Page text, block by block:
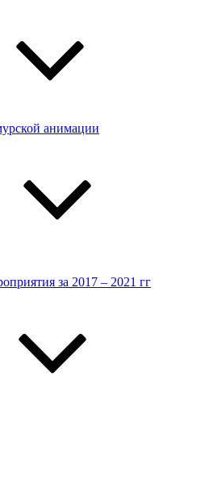
анимации
за 2017 – 2021 гг